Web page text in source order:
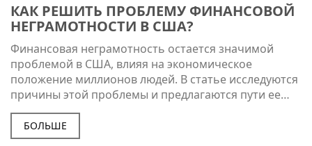
КАК РЕШИТЬ ПРОБЛЕМУ ФИНАНСОВОЙ
НЕГРАМОТНОСТИ В США?
Финансовая неграмотность остается значимой
проблемой в США, влияя на экономическое
положение миллионов людей. В статье исследуются
причины этой проблемы и предлагаются пути ее
решения. Обсуждаются важные аспекты
образования, а также даются практичные советы
для обычных людей. Цель — помочь людям
БОЛЬШЕ